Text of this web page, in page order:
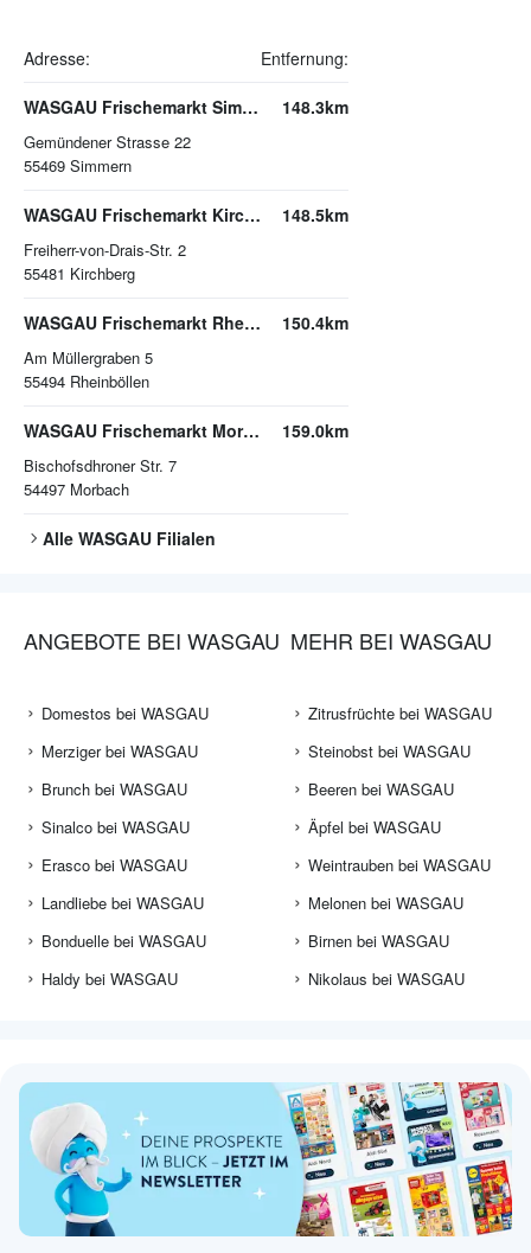
Adresse: Entfernung:
WASGAU Frischemarkt Simmern
Gemündener Strasse 22
55469 Simmern
148.3km
WASGAU Frischemarkt Kirchberg
Freiherr-von-Drais-Str. 2
55481 Kirchberg
148.5km
WASGAU Frischemarkt Rheinböllen
Am Müllergraben 5
55494 Rheinböllen
150.4km
WASGAU Frischemarkt Morbach
Bischofsdhroner Str. 7
54497 Morbach
159.0km
Alle WASGAU Filialen
ANGEBOTE BEI WASGAU
Domestos bei WASGAU
Merziger bei WASGAU
Brunch bei WASGAU
Sinalco bei WASGAU
Erasco bei WASGAU
Landliebe bei WASGAU
Bonduelle bei WASGAU
Haldy bei WASGAU
MEHR BEI WASGAU
Zitrusfrüchte bei WASGAU
Steinobst bei WASGAU
Beeren bei WASGAU
Äpfel bei WASGAU
Weintrauben bei WASGAU
Melonen bei WASGAU
Birnen bei WASGAU
Nikolaus bei WASGAU